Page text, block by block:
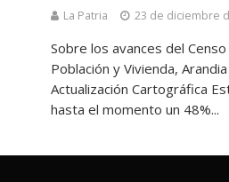
La Patria 23 de diciembre
Sobre los avances del
Población y Vivienda,
Actualización Cartográfica
hasta el momento un 48%...